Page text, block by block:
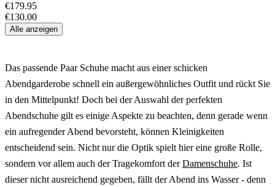
€179.95
€130.00
Alle anzeigen
Das passende Paar Schuhe macht aus einer schicken
Abendgarderobe schnell ein außergewöhnliches Outfit und rückt Sie
in den Mittelpunkt! Doch bei der Auswahl der perfekten
Abendschuhe gilt es einige Aspekte zu beachten, denn gerade wenn
ein aufregender Abend bevorsteht, können Kleinigkeiten
entscheidend sein. Nicht nur die Optik spielt hier eine große Rolle,
sondern vor allem auch der Tragekomfort derDamenschuhe. Ist
dieser nicht ausreichend gegeben, fällt der Abend ins Wasser - denn